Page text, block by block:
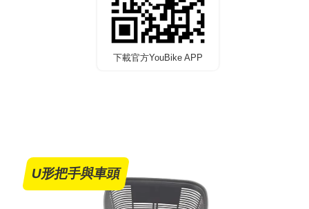
下載官方YouBike APP
U形把手與車頭